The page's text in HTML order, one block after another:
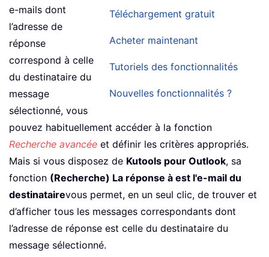
Téléchargement gratuit
Acheter maintenant
Tutoriels des fonctionnalités
Nouvelles fonctionnalités ?
e-mails dont
l’adresse de
réponse
correspond à celle
du destinataire du
message
sélectionné, vous
pouvez habituellement accéder à la fonction
Recherche avancée et définir les critères appropriés.
Mais si vous disposez de Kutools pour Outlook, sa
fonction (Recherche) La réponse à est l'e-mail du
destinatairevous permet, en un seul clic, de trouver et
d’afficher tous les messages correspondants dont
l’adresse de réponse est celle du destinataire du
message sélectionné.